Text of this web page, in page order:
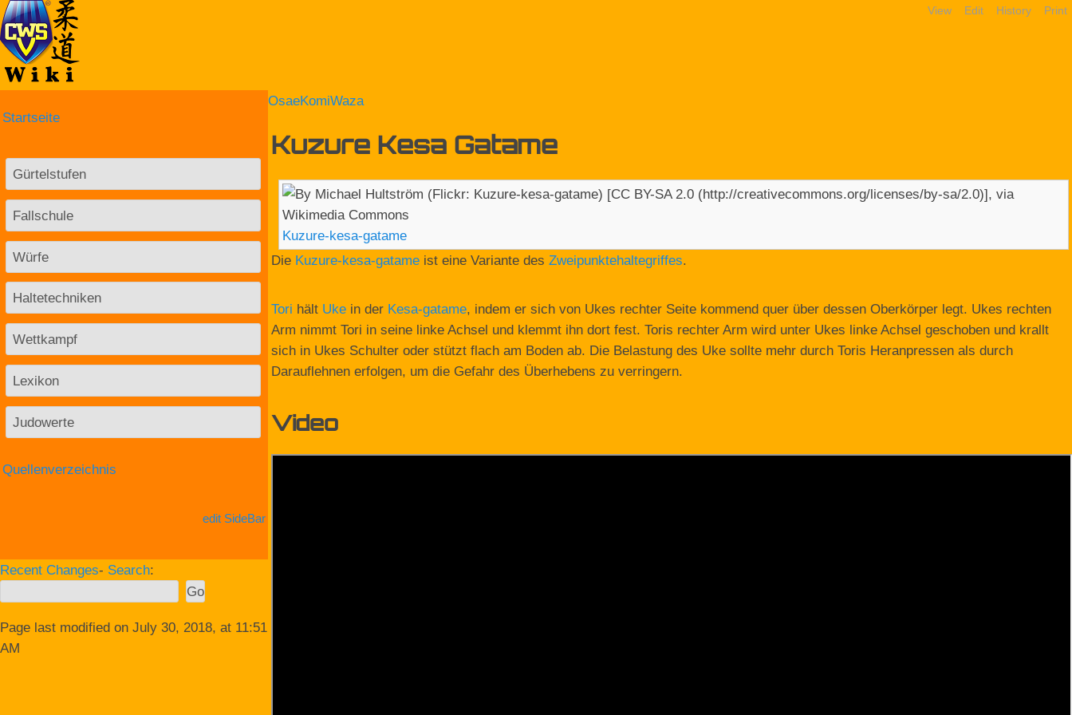
View Edit History Print
OsaeKomiWaza
Kuzure Kesa Gatame
Kuzure-kesa-gatame
Die Kuzure-kesa-gatame ist eine Variante des Zweipunktehaltegriffes.
Tori hält Uke in der Kesa-gatame, indem er sich von Ukes rechter Seite kommend quer über dessen Oberkörper legt. Ukes rechten
Arm nimmt Tori in seine linke Achsel und klemmt ihn dort fest. Toris rechter Arm wird unter Ukes linke Achsel geschoben und krallt
sich in Ukes Schulter oder stützt flach am Boden ab. Die Belastung des Uke sollte mehr durch Toris Heranpressen als durch
Darauflehnen erfolgen, um die Gefahr des Überhebens zu verringern.
Video
Startseite
Gürtelstufen
Fallschule
Würfe
Haltetechniken
Wettkampf
Lexikon
Judowerte
Quellenverzeichnis
edit SideBar
Recent Changes- Search:
Page last modified on July 30, 2018, at 11:51
AM